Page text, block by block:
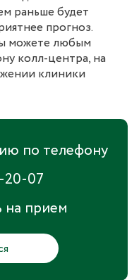
раньше будет
прогноз.
можете любым
колл-центра, на
клиники
по телефону
20-07
на прием